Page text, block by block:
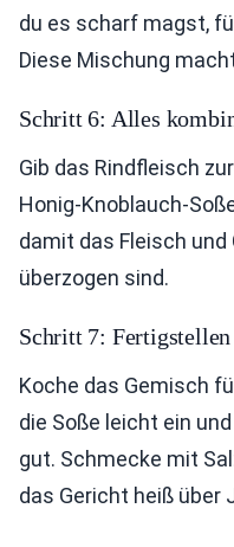
du es scharf magst,
Diese Mischung
Schritt 6: Alles
Gib das Rindfleisch
Honig-Knoblauch-
damit das Fleisch
überzogen sind.
Schritt 7: Fertigstellen
Koche das Gemisch
die Soße leicht ein
gut. Schmecke mit
das Gericht heiß über